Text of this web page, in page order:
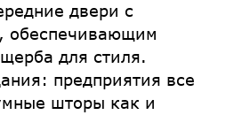
двери с
обеспечивающим
для стиля.
предприятия все
шторы как и